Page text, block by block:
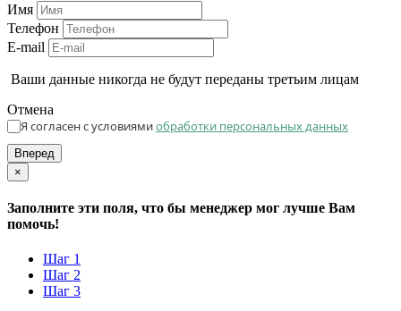
Имя
Телефон
E-mail
Ваши данные никогда не будут переданы третьим лицам
Отмена
Я согласен с условиямиобработки персональных данных
Вперед
×
Заполните эти поля, что бы менеджер мог лучше Вам
помочь!
Шаг 1
Шаг 2
Шаг 3